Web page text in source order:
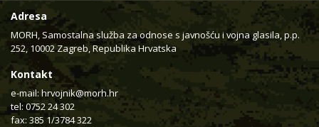
Adresa
MORH, Samostalna služba za odnose s javnošću i vojna glasila, p.p.
252, 10002 Zagreb, Republika Hrvatska
Kontakt
e-mail: hrvojnik@morh.hr
tel: 0752 24 302
fax: 385 1/3784 322